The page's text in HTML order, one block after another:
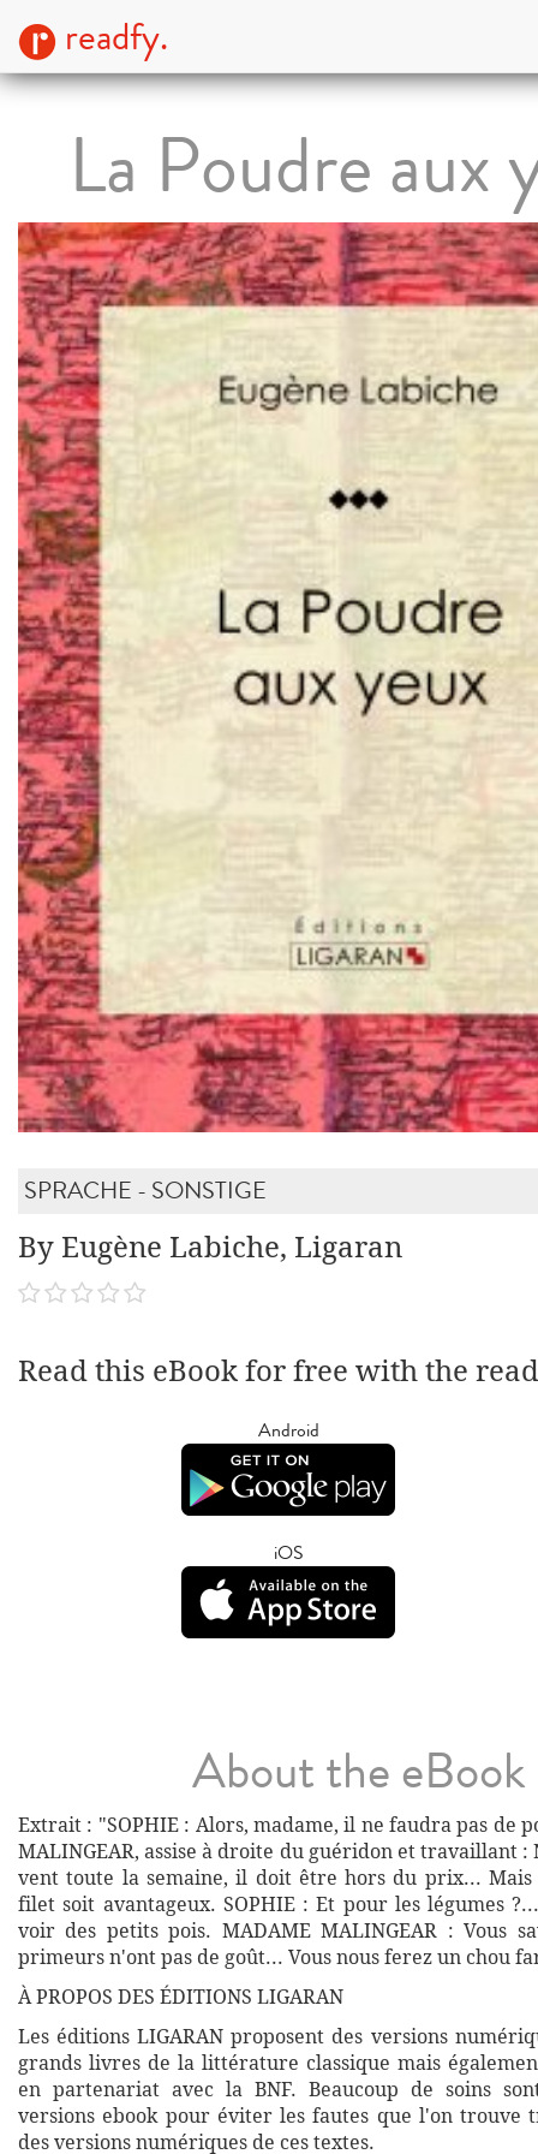
readfy.
La Poudre aux
SPRACHE - SONSTIGE
By Eugène Labiche, Ligaran
Read this eBook for free with the
Android
iOS
About the eBook
Extrait : "SOPHIE : Alors, madame, il ne faudra pas de
MALINGEAR, assise à droite du guéridon et travaillant
vent toute la semaine, il doit être hors du prix... Mais
filet soit avantageux. SOPHIE : Et pour les légumes
voir des petits pois. MADAME MALINGEAR : Vous
primeurs n'ont pas de goût... Vous nous ferez un chou
À PROPOS DES ÉDITIONS LIGARAN
Les éditions LIGARAN proposent des versions
grands livres de la littérature classique mais
en partenariat avec la BNF. Beaucoup de soins
versions ebook pour éviter les fautes que l'on trouve
des versions numériques de ces textes.